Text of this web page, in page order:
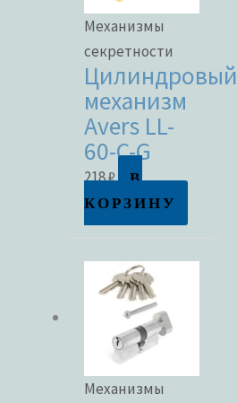
В наличии
В продаже
Механизмы
секретности
Цилиндровый
механизм
Avers LL-
60-C-G
218₽
В
КОРЗИНУ
Механизмы